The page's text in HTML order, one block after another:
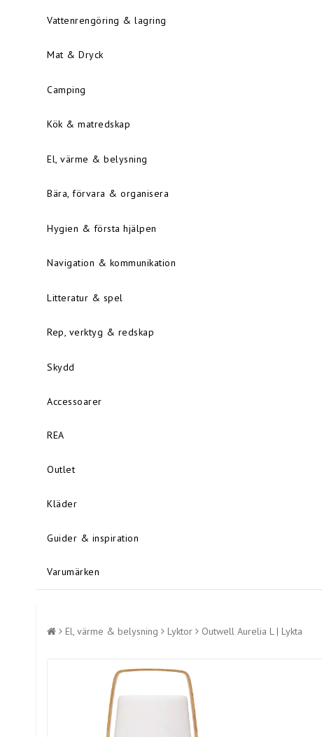
Vattenrengöring & lagring
Mat & Dryck
Camping
Kök & matredskap
El, värme & belysning
Bära, förvara & organisera
Hygien & första hjälpen
Navigation & kommunikation
Litteratur & spel
Rep, verktyg & redskap
Skydd
Accessoarer
REA
Outlet
Kläder
Guider & inspiration
Varumärken
El, värme & belysning Lyktor Outwell Aurelia L | Lykta